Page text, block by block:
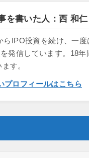
を書いた人：西 和仁
らIPO投資を続け、一
発信しています。18
す。
プロフィールはこちら